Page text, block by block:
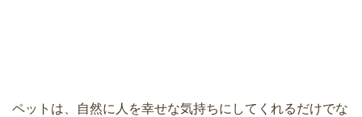
ペットは、自然に人を幸せな気持ちにしてくれるだけでな